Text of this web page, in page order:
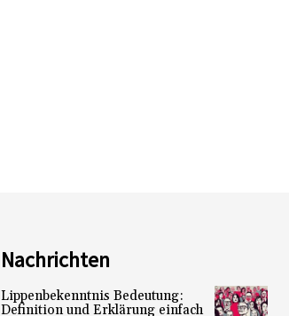
Nachrichten
Lippenbekenntnis Bedeutung:
Definition und Erklärung einfach